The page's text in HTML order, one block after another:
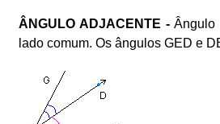
ÂNGULO ADJACENTE -Ângulo
lado comum. Os ângulos GED e